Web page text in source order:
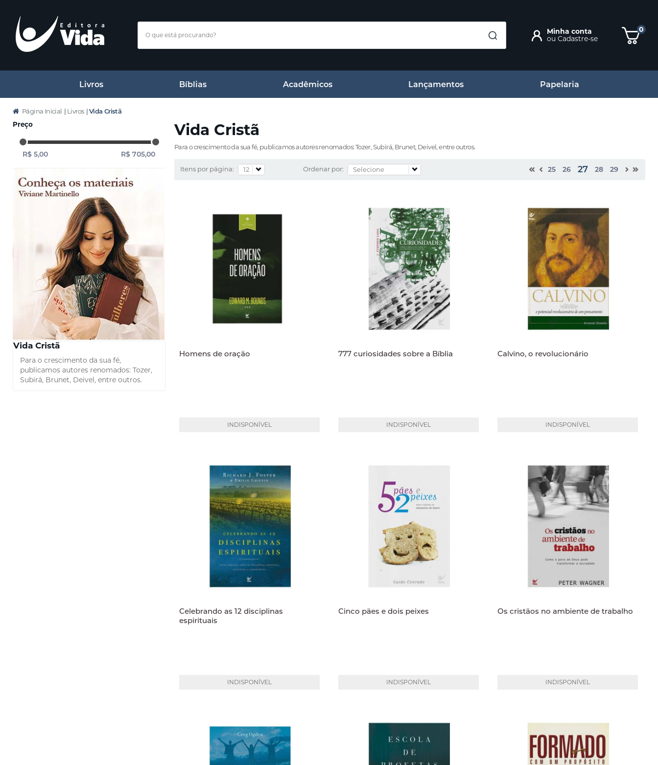
Minha conta
ou Cadastre-se
0
Livros Bíblias Acadêmicos Lançamentos Papelaria
Página Inicial | Livros |Vida Crist
Preço
R$ 5,00 R$ 705,00
Vida Crist
Para o crescimento da sua fé,
publicamos autores renomados: Tozer,
Subirá, Brunet, Deivel, entre outros.
Vida Crist
Para o crescimento da sua fé, publicamos autores renomados: Tozer, Subirá, Brunet, Deivel, entre outros.
Itens por página: Ordenar por: 25 26 27 28 29
Homens de oração
INDISPONÍVEL
777 curiosidades sobre a Bíblia
INDISPONÍVEL
Calvino, o revolucionário
INDISPONÍVEL
Celebrando as 12 disciplinas
espirituais
INDISPONÍVEL
Cinco pães e dois peixes
INDISPONÍVEL
Os cristãos no ambiente de trabalho
INDISPONÍVEL